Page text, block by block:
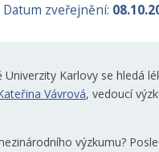
zveřejnění:
Karlovy se hledá
Vávrová, vedoucí
výzkumu?